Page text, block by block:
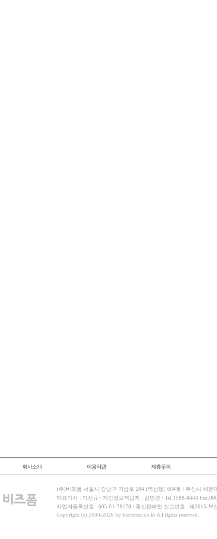
회사소개 이용약관 제휴문의
(주)비즈폼 서울시 강남구 역삼로 204 (역삼동) 604호 / 부산시 해운
대표이사 : 이선규 / 개인정보책임자 : 김민경 / Tel.1588-8443
사업자등록번호 : 605-81-38178 / 통신판매업 신고번호 : 제2015-부
Copyright (c) 2000-2026 by bizforms.co.kr All rights reserved.